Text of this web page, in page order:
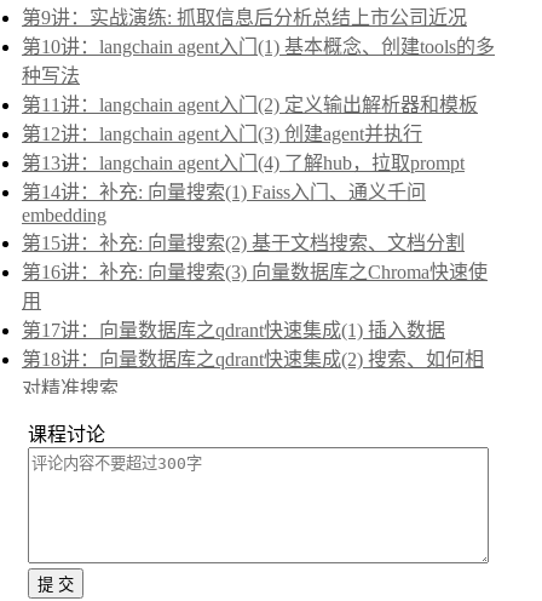
第9讲：实战演练: 抓取信息后分析总结上市公司近况
第10讲：langchain agent入门(1) 基本概念、创建tools的多
种写法
第11讲：langchain agent入门(2) 定义输出解析器和模板
第12讲：langchain agent入门(3) 创建agent并执行
第13讲：langchain agent入门(4) 了解hub，拉取prompt
第14讲：补充: 向量搜索(1) Faiss入门、通义千问
embedding
第15讲：补充: 向量搜索(2) 基于文档搜索、文档分割
第16讲：补充: 向量搜索(3) 向量数据库之Chroma快速使
用
第17讲：向量数据库之qdrant快速集成(1) 插入数据
第18讲：向量数据库之qdrant快速集成(2) 搜索、如何相
对精准搜索
RunnablePassthrough
第20讲：传说中的RAG是什么、基本代码写法
第23讲：langchain整合selenium4.x进行无头浏览器抓取
课程讨论
提 交